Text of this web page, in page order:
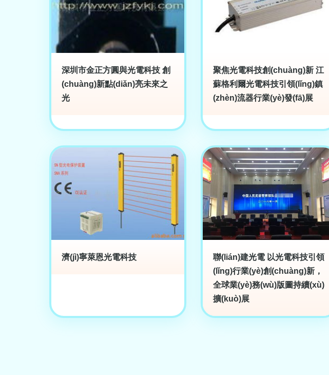
深圳市金正方圓與光電科技 創
(chuàng)新點(diǎn)亮未來之
光
聚焦光電科技創(chuàng)新 江
蘇格利爾光電科技引領(lǐng)鎮
(zhèn)流器行業(yè)發(fā)展
濟(jì)寧萊恩光電科技
聯(lián)建光電 以光電科技引領
(lǐng)行業(yè)創(chuàng)新，
全球業(yè)務(wù)版圖持續(xù)
擴(kuò)展